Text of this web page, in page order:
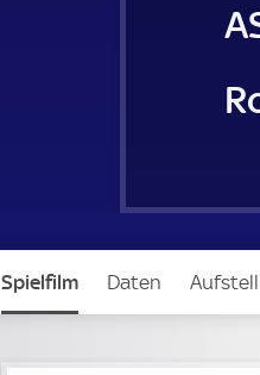
Spielfilm Daten